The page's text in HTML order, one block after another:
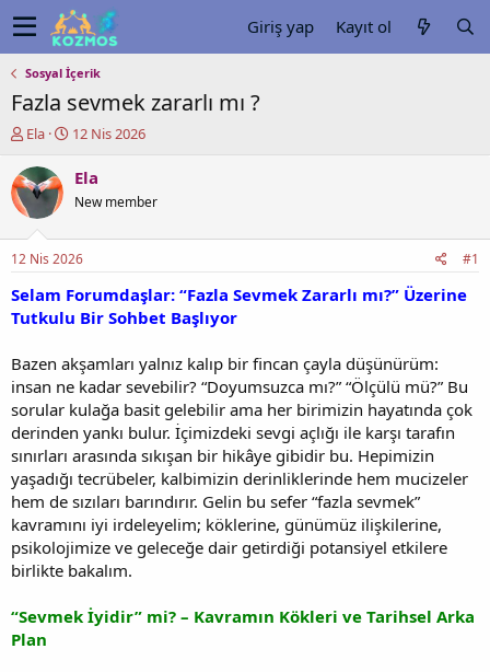
Giriş yap Kayıt ol
Sosyal İçerik
Fazla sevmek zararlı mı ?
K
n
u
y
b
a
ş
a
a
n
Ela
B
ş
a
g
ı
ç
a
i
h
i
12 Nis 2026
Ela
New member
12 Nis 2026 #1
Selam Forumdaşlar: “Fazla Sevmek Zararlı mı?” Üzerine
Tutkulu Bir Sohbet Başlıyor
Bazen akşamları yalnız kalıp bir fincan çayla düşünürüm:
insan ne kadar sevebilir? “Doyumsuzca mı?” “Ölçülü mü?” Bu
sorular kulağa basit gelebilir ama her birimizin hayatında çok
derinden yankı bulur. İçimizdeki sevgi açlığı ile karşı tarafın
sınırları arasında sıkışan bir hikâye gibidir bu. Hepimizin
yaşadığı tecrübeler, kalbimizin derinliklerinde hem mucizeler
hem de sızıları barındırır. Gelin bu sefer “fazla sevmek”
kavramını iyi irdeleyelim; köklerine, günümüz ilişkilerine,
psikolojimize ve geleceğe dair getirdiği potansiyel etkilere
birlikte bakalım.
“Sevmek İyidir” mi? – Kavramın Kökleri ve Tarihsel Arka
Plan